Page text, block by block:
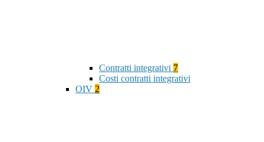
Contratti integrativi 7
Costi contratti integrativi
OIV 2